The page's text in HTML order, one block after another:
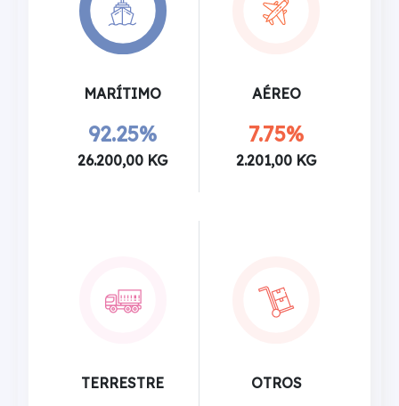
MARÍTIMO
92.25%
26.200,00 KG
AÉREO
7.75%
2.201,00 KG
TERRESTRE OTROS